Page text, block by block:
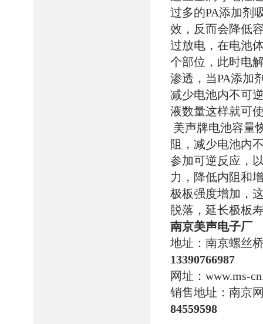
过多的PA添加剂
效，反而会降低
过放电，在电池
个部位，此时电
渗透，当PA添加
减少电池内不可
液数量这样就可
美声牌电池容量
阻，减少电池内
参加可逆反应，
力，降低内阻和
极板强度增加，
脱落，延长极板
南京美声电子厂
地址：南京螺丝
13390766987
网址： www.ms-
销售地址：南京
84559598